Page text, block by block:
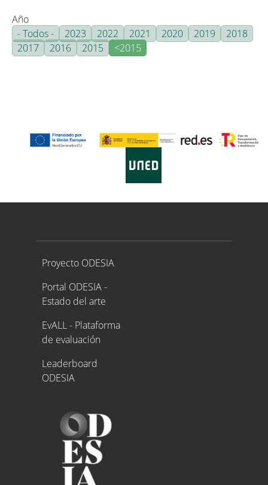
Año
- Todos -
2023 2022 2021 2020 2019
2018
2017
2016 2015 <2015
Proyecto ODESIA
Proyecto ODESIA
Portal ODESIA -
Estado del arte
EvALL - Plataforma
de evaluación
Leaderboard
ODESIA